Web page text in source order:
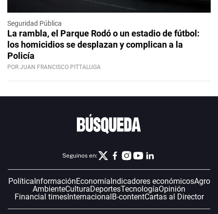
Seguridad Pública
La rambla, el Parque Rodó o un estadio de fútbol:
los homicidios se desplazan y complican a la
Policía
POR JUAN FRANCISCO PITTALUGA
Seguinos en:
Política InformaciónEconomía Indicadores económicosAgro
AmbienteCulturaDeportesTecnologíaOpinión
Financial timesInternacional B-contentCartas al Director